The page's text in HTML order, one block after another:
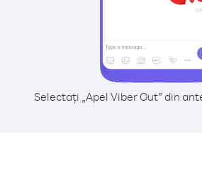
Selectați „Apel Viber Out” din